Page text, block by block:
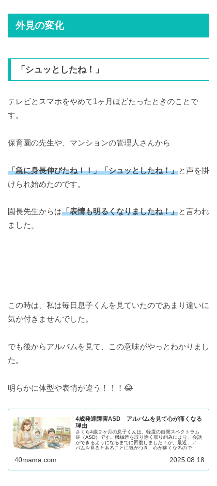
外見の変化
「シュッとしたね！」
テレビとスマホをやめて1ヶ月ほどたったときのことで
す。
保育園の先生や、マンションの管理人さんから
「急に身長伸びたね！！」「シュッとしたね！」と声を掛
けられ始めたのです。
園長先生からは「表情も明るくなりましたね！」と言われ
ました。
この時は、私は毎日息子くんを見ていたのであまり違いに
気が付きませんでした。
でも後からアルバムを見て、この意味がやっとわかりまし
た。
明らかに体型や表情が違う！！！😂
4歳発達障害ASD アルバムを見て心が痛くなる
理由
さくら4歳２ヶ月の息子くんは、軽度の自閉スペクトラム
症（ASD）です。機械音を取り除く取り組みにより、会話
ができるようになるまでに回復しました！が、最近、アル
バムを見るとあることに気がつき、心が痛くなるので
40mama.com 2025.08.18